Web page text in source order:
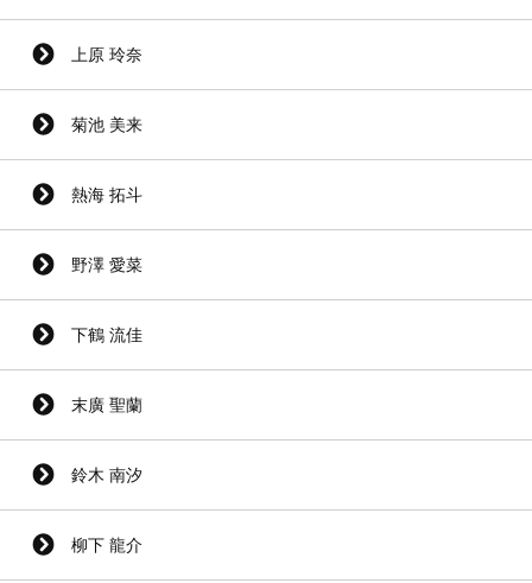
上原 玲奈
菊池 美来
熱海 拓斗
野澤 愛菜
下鶴 流佳
末廣 聖蘭
鈴木 南汐
柳下 龍介